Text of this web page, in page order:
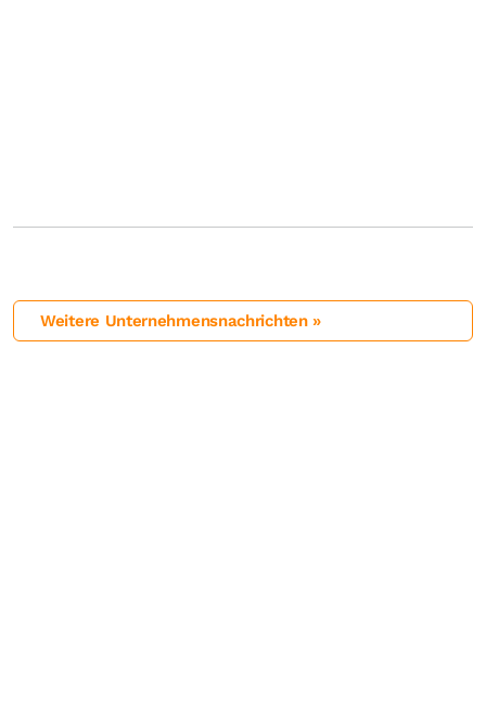
Weitere Unternehmensnachrichten »